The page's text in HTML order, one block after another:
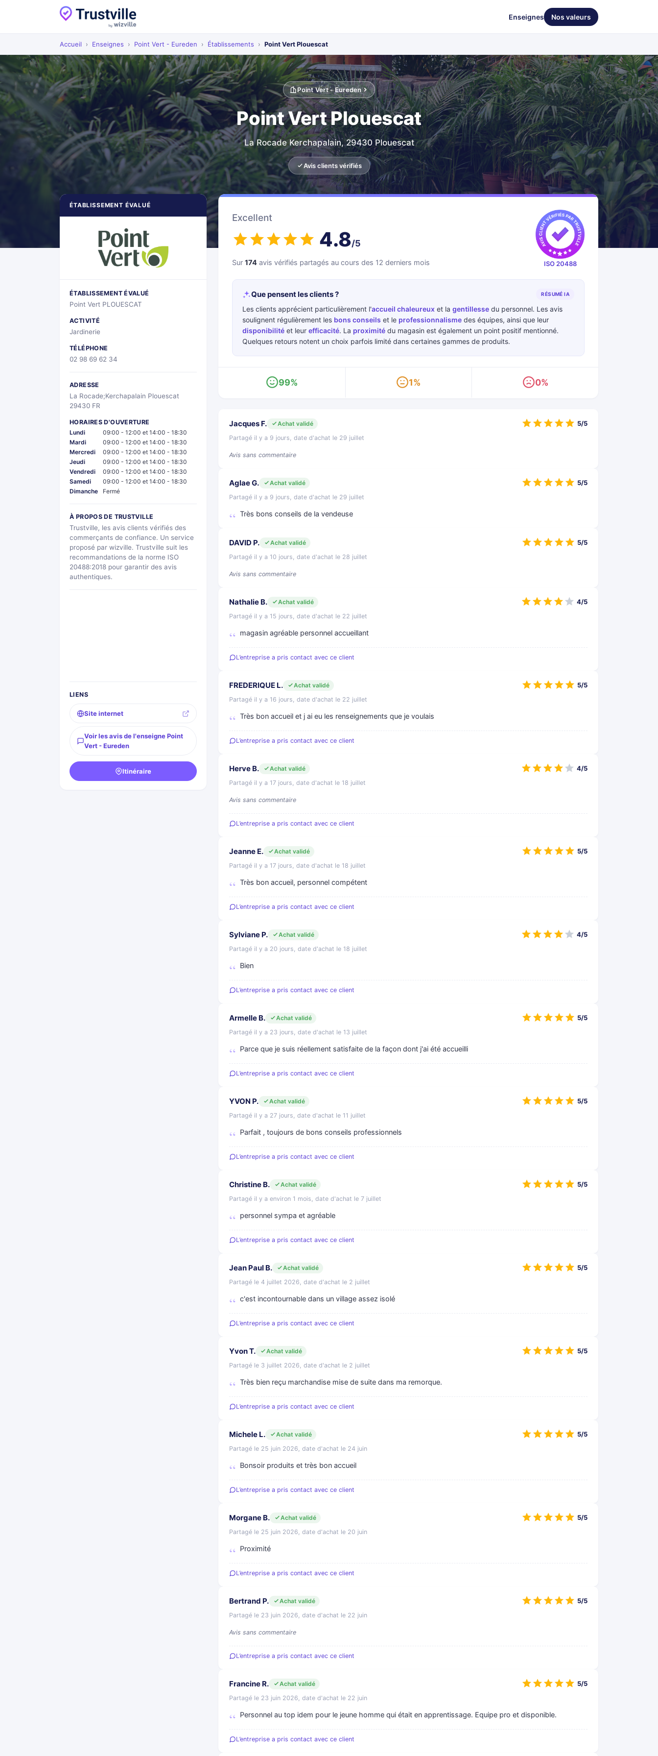
Enseignes Nos valeurs
Accueil › Enseignes › Point Vert - Eureden › Établissements › Point Vert Plouescat
Point Vert - Eureden
Point Vert Plouescat
La Rocade Kerchapalain, 29430 Plouescat
Avis clients vérifiés
ÉTABLISSEMENT ÉVALUÉ
ÉTABLISSEMENT ÉVALUÉ
Point Vert PLOUESCAT
ACTIVITÉ
Jardinerie
TÉLÉPHONE
02 98 69 62 34
ADRESSE
La Rocade;Kerchapalain Plouescat
29430 FR
HORAIRES D'OUVERTURE
Lundi
09:00 - 12:00 et 14:00 - 18:30
Mardi
09:00 - 12:00 et 14:00 - 18:30
Mercredi
09:00 - 12:00 et 14:00 - 18:30
Jeudi
09:00 - 12:00 et 14:00 - 18:30
Vendredi
09:00 - 12:00 et 14:00 - 18:30
Samedi
09:00 - 12:00 et 14:00 - 18:30
Dimanche
Fermé
À PROPOS DE TRUSTVILLE
Trustville, les avis clients vérifiés des
commerçants de confiance. Un service
proposé par wizville. Trustville suit les
recommandations de la norme ISO
20488:2018 pour garantir des avis
authentiques.
LIENS
Site internet
Voir les avis de l'enseigne Point
Vert - Eureden
Itinéraire
Excellent
4.8/5
Sur 174 avis vérifiés partagés au cours des 12 derniers mois ISO 20488
Que pensent les clients ? RÉSUMÉ IA
Les clients apprécient particulièrement l'accueil chaleureux et la gentillesse du personnel. Les avis
soulignent régulièrement les bons conseils et le professionnalisme des équipes, ainsi que leur
disponibilité et leur efficacité. La proximité du magasin est également un point positif mentionné.
Quelques retours notent un choix parfois limité dans certaines gammes de produits.
99% 1% 0%
Jacques F.
Achat validé
Partagé il y a 9 jours, date d'achat le 29 juillet
Avis sans commentaire
5/5
Aglae G.
Achat validé
Partagé il y a 9 jours, date d'achat le 29 juillet
Très bons conseils de la vendeuse
5/5
DAVID P.
Achat validé
Partagé il y a 10 jours, date d'achat le 28 juillet
Avis sans commentaire
5/5
Nathalie B.
Achat validé
Partagé il y a 15 jours, date d'achat le 22 juillet
magasin agréable personnel accueillant
4/5
L’entreprise a pris contact avec ce client
FREDERIQUE L.
Achat validé
Partagé il y a 16 jours, date d'achat le 22 juillet
Très bon accueil et j ai eu les renseignements que je voulais
5/5
L’entreprise a pris contact avec ce client
Herve B.
Achat validé
Partagé il y a 17 jours, date d'achat le 18 juillet
Avis sans commentaire
4/5
L’entreprise a pris contact avec ce client
Jeanne E.
Achat validé
Partagé il y a 17 jours, date d'achat le 18 juillet
Très bon accueil, personnel compétent
5/5
L’entreprise a pris contact avec ce client
Sylviane P.
Achat validé
Partagé il y a 20 jours, date d'achat le 18 juillet
Bien
4/5
L’entreprise a pris contact avec ce client
Armelle B.
Achat validé
Partagé il y a 23 jours, date d'achat le 13 juillet
Parce que je suis réellement satisfaite de la façon dont j'ai été accueilli
5/5
L’entreprise a pris contact avec ce client
YVON P.
Achat validé
Partagé il y a 27 jours, date d'achat le 11 juillet
Parfait , toujours de bons conseils professionnels
5/5
L’entreprise a pris contact avec ce client
Christine B.
Achat validé
Partagé il y a environ 1 mois, date d'achat le 7 juillet
personnel sympa et agréable
5/5
L’entreprise a pris contact avec ce client
Jean Paul B.
Achat validé
Partagé le 4 juillet 2026, date d'achat le 2 juillet
c'est incontournable dans un village assez isolé
5/5
L’entreprise a pris contact avec ce client
Yvon T.
Achat validé
Partagé le 3 juillet 2026, date d'achat le 2 juillet
Très bien reçu marchandise mise de suite dans ma remorque.
5/5
L’entreprise a pris contact avec ce client
Michele L.
Achat validé
Partagé le 25 juin 2026, date d'achat le 24 juin
Bonsoir produits et très bon accueil
5/5
L’entreprise a pris contact avec ce client
Morgane B.
Achat validé
Partagé le 25 juin 2026, date d'achat le 20 juin
Proximité
5/5
L’entreprise a pris contact avec ce client
Bertrand P.
Achat validé
Partagé le 23 juin 2026, date d'achat le 22 juin
Avis sans commentaire
5/5
L’entreprise a pris contact avec ce client
Francine R.
Achat validé
Partagé le 23 juin 2026, date d'achat le 22 juin
Personnel au top idem pour le jeune homme qui était en apprentissage. Equipe pro et disponible.
5/5
L’entreprise a pris contact avec ce client